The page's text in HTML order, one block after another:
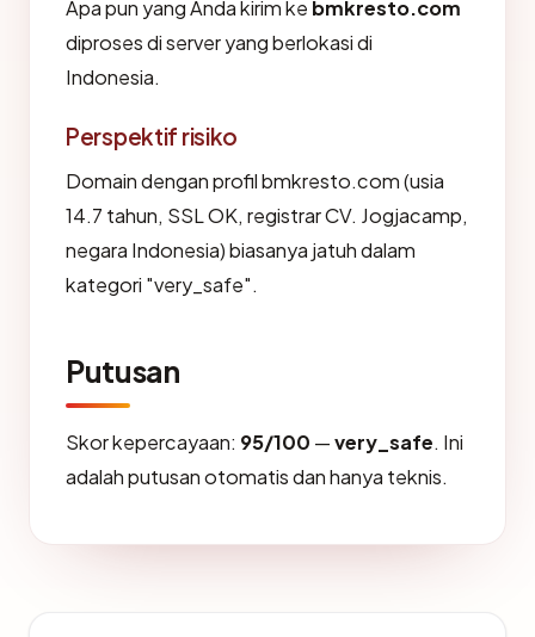
Apa pun yang Anda kirim ke bmkresto.com
diproses di server yang berlokasi di
Indonesia.
Perspektif risiko
Domain dengan profil bmkresto.com (usia
14.7 tahun, SSL OK, registrar CV. Jogjacamp,
negara Indonesia) biasanya jatuh dalam
kategori "very_safe".
Putusan
Skor kepercayaan: 95/100 —very_safe. Ini
adalah putusan otomatis dan hanya teknis.